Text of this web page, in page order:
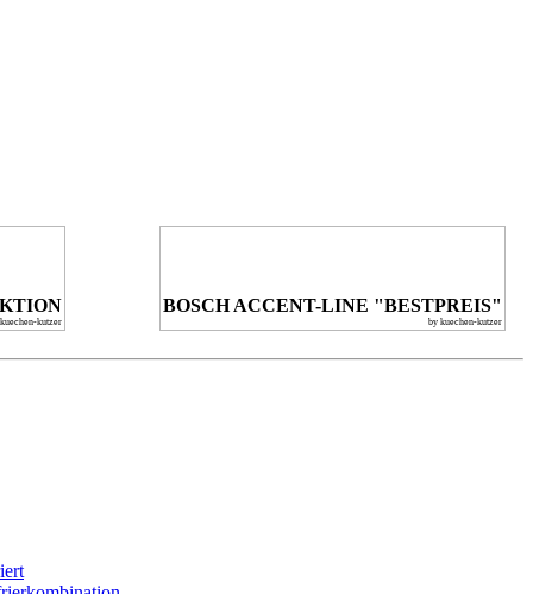
kutzer
BOSCH ACCENT-LINE "BESTPREIS"
by kuechen-kutzer